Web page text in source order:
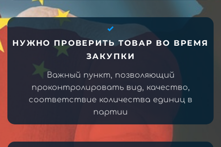
НУЖНО ПРОВЕРИТЬ ТОВАР ВО ВРЕМЯ
ЗАКУПКИ
Важный пункт, позволяющий
проконтролировать вид, качество,
соответствие количества единиц в
партии